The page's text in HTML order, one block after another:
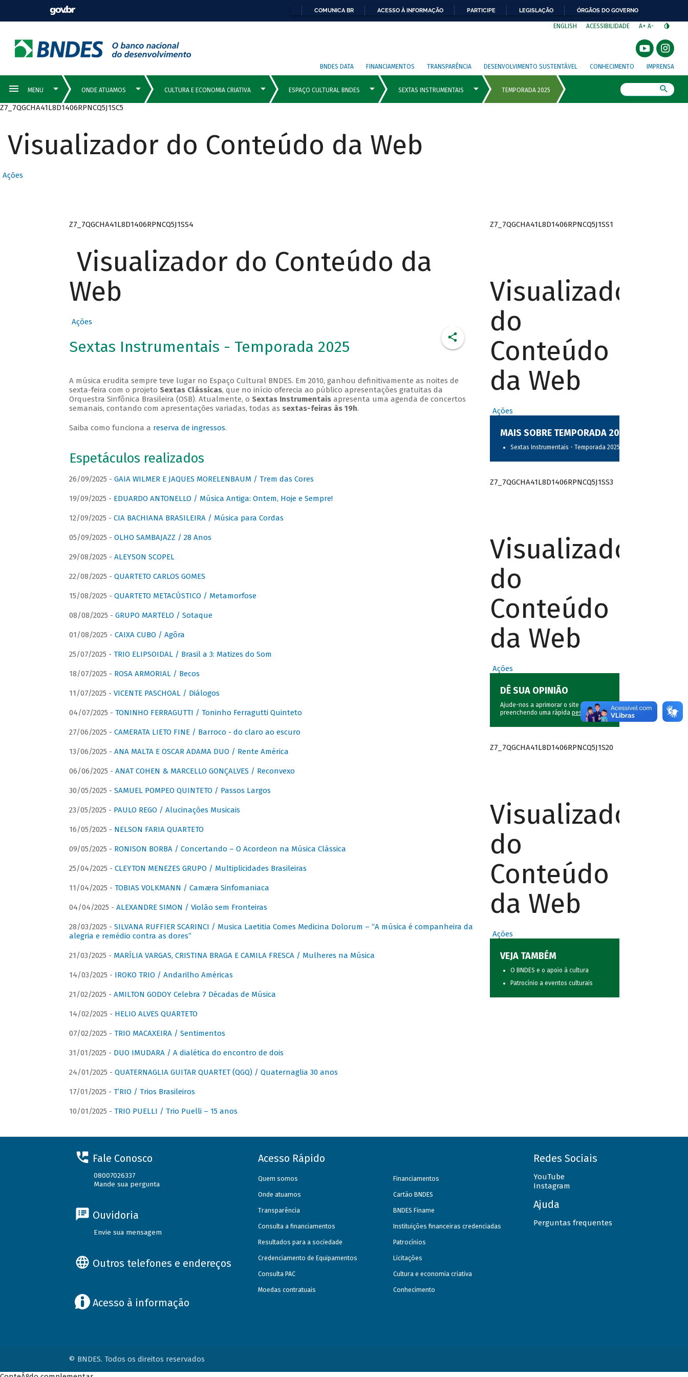
COMUNICA BR ACESSO À INFORMAÇÃO PARTICIPE LEGISLAÇÃO ÓRGÃOS DO GOVERNO
ENGLISH ACESSIBILIDADE A+ A-
BNDES DATA FINANCIAMENTOS TRANSPARÊNCIA DESENVOLVIMENTO SUSTENTÁVEL CONHECIMENTO IMPRENSA
Z7_7QGCHA41L8D1406RPNCQ5J1SC5
Visualizador do Conteúdo da Web
Ações
Z7_7QGCHA41L8D1406RPNCQ5J1SS4
Visualizador do Conteúdo da
Web
Ações
Sextas Instrumentais - Temporada 2025
A música erudita sempre teve lugar no Espaço Cultural BNDES. Em 2010, ganhou definitivamente as noites de
sexta-feira com o projeto Sextas Clássicas, que no início oferecia ao público apresentações gratuitas da
Orquestra Sinfônica Brasileira (OSB). Atualmente, o Sextas Instrumentaisapresenta uma agenda de concertos
semanais, contando com apresentações variadas, todas as sextas-feiras às 19h.
Saiba como funciona a reserva de ingressos.
Espetáculos realizados
26/09/2025 - GAIA WILMER E JAQUES MORELENBAUM / Trem das Cores
19/09/2025 - EDUARDO ANTONELLO / Música Antiga: Ontem, Hoje e Sempre!
12/09/2025 - CIA BACHIANA BRASILEIRA / Música para Cordas
05/09/2025 - OLHO SAMBAJAZZ / 28 Anos
29/08/2025 - ALEYSON SCOPEL
22/08/2025 - QUARTETO CARLOS GOMES
15/08/2025 - QUARTETO METACÚSTICO / Metamorfose
08/08/2025 - GRUPO MARTELO / Sotaque
01/08/2025 - CAIXA CUBO / Agôra
25/07/2025 - TRIO ELIPSOIDAL / Brasil a 3: Matizes do Som
18/07/2025 - ROSA ARMORIAL / Becos
11/07/2025 - VICENTE PASCHOAL / Diálogos
04/07/2025 - TONINHO FERRAGUTTI / Toninho Ferragutti Quinteto
27/06/2025 - CAMERATA LIETO FINE / Barroco - do claro ao escuro
13/06/2025 - ANA MALTA E OSCAR ADAMA DUO / Rente América
06/06/2025 - ANAT COHEN & MARCELLO GONÇALVES / Reconvexo
30/05/2025 - SAMUEL POMPEO QUINTETO / Passos Largos
23/05/2025 - PAULO REGO / Alucinações Musicais
16/05/2025 - NELSON FARIA QUARTETO
09/05/2025 - RONISON BORBA / Concertando – O Acordeon na Música Clássica
25/04/2025 - CLEYTON MENEZES GRUPO / Multiplicidades Brasileiras
11/04/2025 - TOBIAS VOLKMANN / Camæra Sinfomaniaca
04/04/2025 - ALEXANDRE SIMON / Violão sem Fronteiras
28/03/2025 - SILVANA RUFFIER SCARINCI / Musica Laetitia Comes Medicina Dolorum – “A música é companheira da
alegria e remédio contra as dores”
21/03/2025 - MARÍLIA VARGAS, CRISTINA BRAGA E CAMILA FRESCA / Mulheres na Música
14/03/2025 - IROKO TRIO / Andarilho Américas
21/02/2025 - AMILTON GODOY Celebra 7 Décadas de Música
14/02/2025 - HELIO ALVES QUARTETO
07/02/2025 - TRIO MACAXEIRA / Sentimentos
31/01/2025 - DUO IMUDARA / A dialética do encontro de dois
24/01/2025 - QUATERNAGLIA GUITAR QUARTET (QGQ) / Quaternaglia 30 anos
17/01/2025 - T’RIO / Trios Brasileiros
10/01/2025 - TRIO PUELLI / Trio Puelli – 15 anos
Z7_7QGCHA41L8D1406RPNCQ5J1SS1
Visualizador
do
Conteúdo
da Web
Ações
MAIS SOBRE TEMPORADA 2025
Sextas Instrumentais - Temporada 2025
Z7_7QGCHA41L8D1406RPNCQ5J1SS3
Visualizador
do
Conteúdo
da Web
Ações
DÊ SUA OPINIÃO
Ajude-nos a aprimorar o site do BNDES
preenchendo uma rápida pesquisa.
Z7_7QGCHA41L8D1406RPNCQ5J1S20
Visualizador
do
Conteúdo
da Web
Ações
VEJA TAMBÉM
O BNDES e o apoio à cultura
Patrocínio a eventos culturais
Fale Conosco
08007026337
Mande sua pergunta
Ouvidoria
Envie sua mensagem
Outros telefones e endereços
Acesso à informação
Acesso Rápido
Quem somos
Onde atuamos
Transparência
Consulta a financiamentos
Resultados para a sociedade
Credenciamento de Equipamentos
Consulta PAC
Moedas contratuais
Financiamentos
Cartão BNDES
BNDES Finame
Instituições financeiras credenciadas
Patrocínios
Licitações
Cultura e economia criativa
Conhecimento
Redes Sociais
YouTube
Instagram
Ajuda
Perguntas frequentes
© BNDES. Todos os direitos reservados